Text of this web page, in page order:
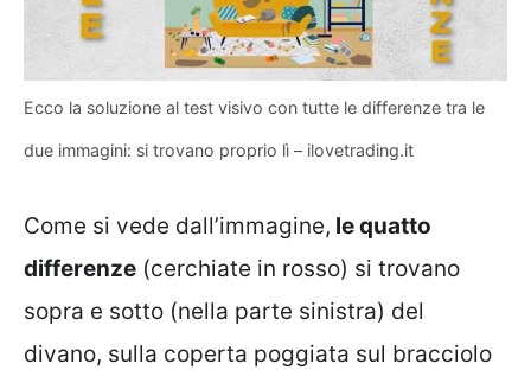
Ecco la soluzione al test visivo con tutte le differenze tra le
due immagini: si trovano proprio lì – ilovetrading.it
Come si vede dall’immagine, le quatto
differenze (cerchiate in rosso) si trovano
sopra e sotto (nella parte sinistra) del
divano, sulla coperta poggiata sul bracciolo